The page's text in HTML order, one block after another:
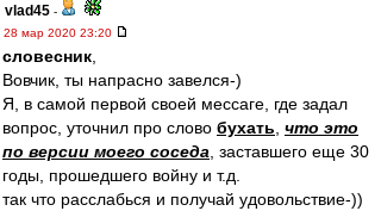
vlad45 -
28 мар 2020 23:20
словесник
Вовчик, ты напрасно завелся-)
Я, в самой первой своей мессаге, где задал
вопрос, уточнил про слово бухать что это
по версии моего соседа , заставшего еще 30
годы, прошедшего войну и т.д.
так что расслабься и получай удовольствие-))